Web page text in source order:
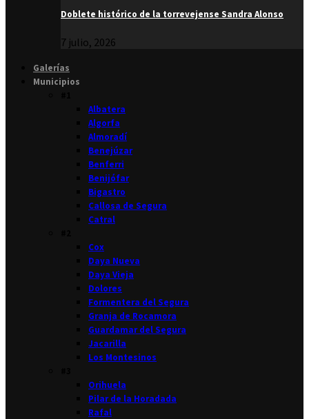
Doblete histórico de la torrevejense Sandra Alonso
7 julio, 2026
Galerías
Municipios
Albatera
Algorfa
Almoradí
Benejúzar
Benferri
Benijófar
Bigastro
Callosa de Segura
Catral
Cox
Daya Nueva
Daya Vieja
Dolores
Formentera del Segura
Granja de Rocamora
Guardamar del Segura
Jacarilla
Los Montesinos
Orihuela
Pilar de la Horadada
Rafal